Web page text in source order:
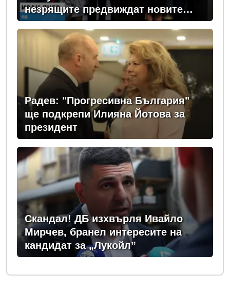
незрящите предвиждат новите
изборни правила! (ВИДЕО)
Радев: "Прогресивна България"
ще подкрепи Илияна Йотова за
президент
Скандал! ДБ изхвърля Ивайло
Мирчев, бранел интересите на
кандидат за „Лукойл”